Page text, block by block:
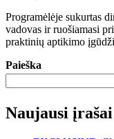
Programėlėje sukurtas
vadovas ir ruošiamasi
praktinių aptikimo
Paieška
Naujausi įrašai